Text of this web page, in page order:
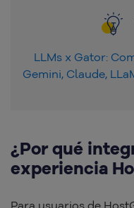
LLMs x Gator:
Gemini, Claude,
¿Por qué
experiencia